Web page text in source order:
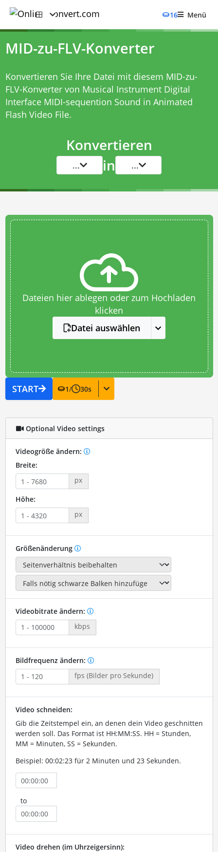
16 Menü
MID-zu-FLV-Konverter
Konvertieren Sie Ihre Datei mit diesem MID-zu-
FLV-Konvertervon Musical Instrument Digital
Interface MIDI-sequention Sound in Animated
Flash Video File.
Konvertieren
... in ...
Dateien hier ablegen oder zum Hochladen
klicken
Datei auswählen
START 1/ 30s
Optional Video settings
Videogröße ändern:
Breite:
px
Höhe:
px
Größenänderung
Videobitrate ändern:
kbps
Bildfrequenz ändern:
fps (Bilder pro Sekunde)
Video schneiden:
Gib die Zeitstempel ein, an denen dein Video geschnitten
werden soll. Das Format ist HH:MM:SS. HH = Stunden,
MM = Minuten, SS = Sekunden.
Beispiel: 00:02:23 für 2 Minuten und 23 Sekunden.
to
Video drehen (im Uhrzeigersinn):